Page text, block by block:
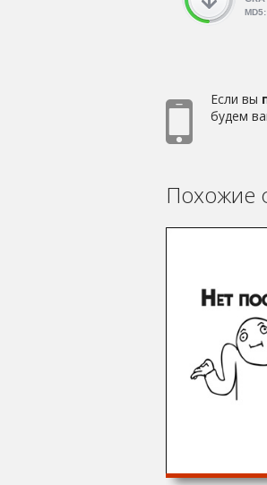
MD5:
Если вы
будем
Похожие